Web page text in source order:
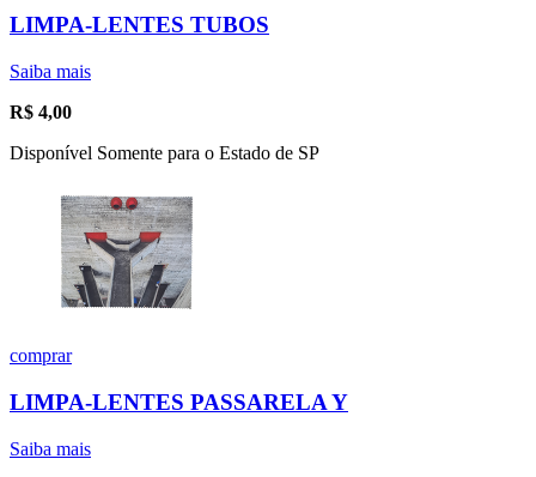
LIMPA-LENTES TUBOS
Saiba mais
R$ 4,00
Disponível Somente para o Estado de SP
comprar
LIMPA-LENTES PASSARELA Y
Saiba mais